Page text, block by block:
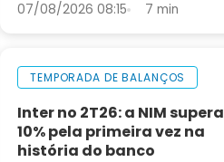
07/08/2026 08:15 7 min
TEMPORADA DE BALANÇOS
Inter no 2T26: a NIM supera
10% pela primeira vez na
história do banco